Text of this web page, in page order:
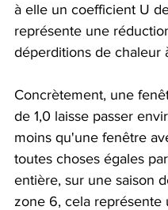
à elle un coefficient U
représente une
déperditions de chaleur
Concrètement, une
de 1,0 laisse passer
moins qu'une fenêtre
toutes choses égales
entière, sur une saison
zone 6, cela